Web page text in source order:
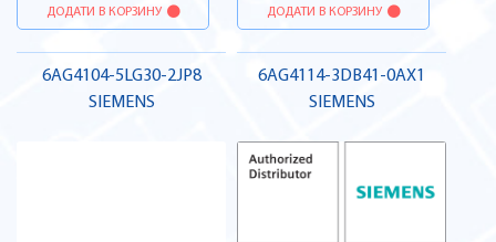
ДОДАТИ В КОРЗИНУ ДОДАТИ В КОРЗИНУ
6AG4104-5LG30-2JP8
SIEMENS
6AG4114-3DB41-0AX1
SIEMENS